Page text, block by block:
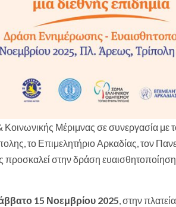
Μέριμνας σε συνεργασία με
το Επιμελητήριο Αρκαδίας, τον
στην δράση
15 Νοεμβρίου 2025, στην